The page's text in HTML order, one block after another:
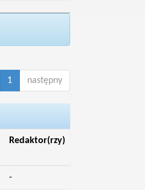
1 następny
Redaktor(rzy)
-